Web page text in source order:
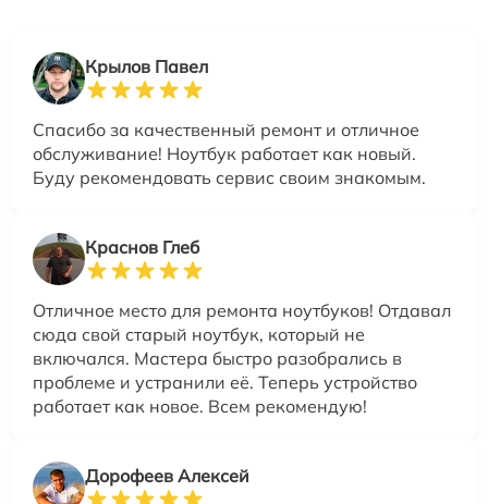
Крылов Павел
Спасибо за качественный ремонт и отличное
обслуживание! Ноутбук работает как новый.
Буду рекомендовать сервис своим знакомым.
Краснов Глеб
Отличное место для ремонта ноутбуков! Отдавал
сюда свой старый ноутбук, который не
включался. Мастера быстро разобрались в
проблеме и устранили её. Теперь устройство
работает как новое. Всем рекомендую!
Дорофеев Алексей